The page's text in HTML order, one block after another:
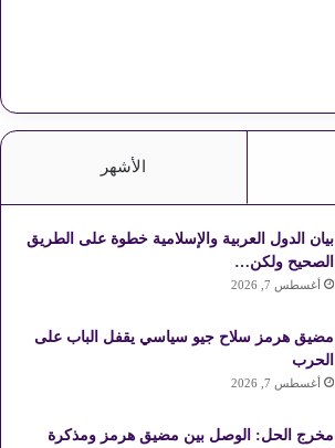
الأشهر
بيان الدول العربية والإسلامية خطوة على الطريق
الصحيح ولكن…
أغسطس 7, 2026
مضيق هرمز سلاح جيو سياسي يقفل الباب على
الحرب
أغسطس 7, 2026
مخرج الحل: الوصل بين مضيق هرمز ومذكرة